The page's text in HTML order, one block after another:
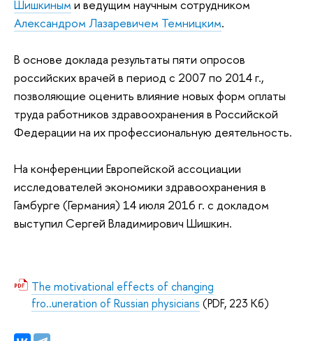
Шишкиным и ведущим научным сотрудником
Александром Лазаревичем Темницким.
В основе доклада результаты пяти опросов
российских врачей в период с 2007 по 2014 г.,
позволяющие оценить влияние новых форм оплаты
труда работников здравоохранения в Российской
Федерации на их профессиональную деятельность.
На конференции Европейской ассоциации
исследователей экономики здравоохранения в
Гамбурге (Германия) 14 июля 2016 г. с докладом
выступил Сергей Владимирович Шишкин.
The motivational effects of changing
fro..uneration of Russian physicians (PDF, 223 Кб)